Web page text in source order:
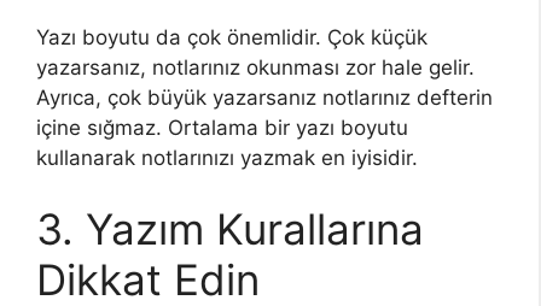
Yazı boyutu da çok önemlidir. Çok küçük
yazarsanız, notlarınız okunması zor hale gelir.
Ayrıca, çok büyük yazarsanız notlarınız defterin
içine sığmaz. Ortalama bir yazı boyutu
kullanarak notlarınızı yazmak en iyisidir.
3. Yazım Kurallarına
Dikkat Edin